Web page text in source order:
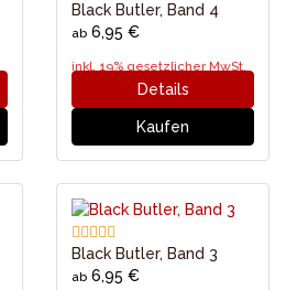
Black Butler, Band 4
ab 6,95 €
inkl. 19% gesetzlicher MwSt.
Details
Kaufen
Black Butler, Band 3
ab 6,95 €